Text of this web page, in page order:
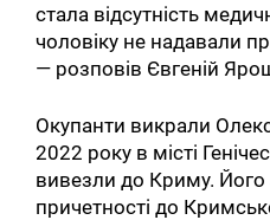
стала відсутність
чоловіку не надавали
— розповів Євгеній
Окупанти викрали
2022 року в місті
вивезли до Криму. Його
причетності до